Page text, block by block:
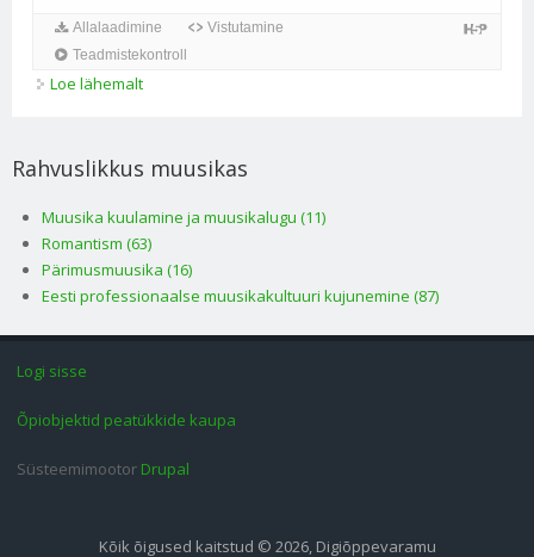
Loe lähemalt
Rahvuslikkus muusikas
Muusika kuulamine ja muusikalugu (11)
Romantism (63)
Pärimusmuusika (16)
Eesti professionaalse muusikakultuuri kujunemine (87)
Logi sisse
Õpiobjektid peatükkide kaupa
Süsteemimootor Drupal
Kõik õigused kaitstud © 2026, Digiõppevaramu